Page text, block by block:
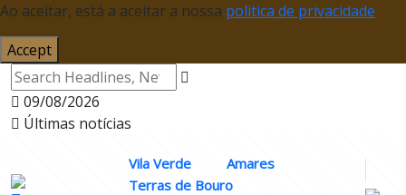
Ao aceitar, está a aceitar a nossa politica de privacidade
Accept
09/08/2026
Últimas notícias
Vila Verde
Amares
Terras de Bouro